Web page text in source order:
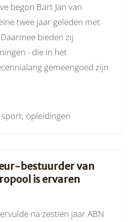
begon Bart Jan van
twee jaar geleden met
bieden zij
- die in het
gemeengoed zijn
opleidingen
bestuurder van
is ervaren
na zestien jaar ABN